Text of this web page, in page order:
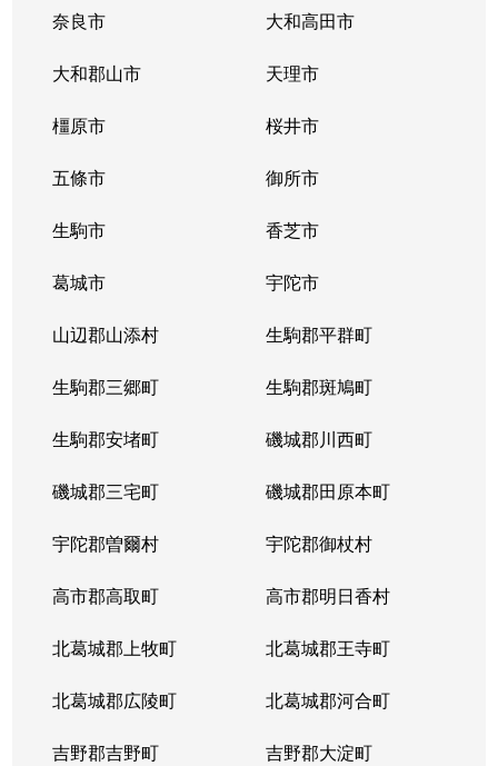
奈良市 大和高田市
大和郡山市 天理市
橿原市 桜井市
五條市 御所市
生駒市 香芝市
葛城市 宇陀市
山辺郡山添村 生駒郡平群町
生駒郡三郷町 生駒郡斑鳩町
生駒郡安堵町 磯城郡川西町
磯城郡三宅町 磯城郡田原本町
宇陀郡曽爾村 宇陀郡御杖村
高市郡高取町 高市郡明日香村
北葛城郡上牧町 北葛城郡王寺町
北葛城郡広陵町 北葛城郡河合町
吉野郡吉野町 吉野郡大淀町